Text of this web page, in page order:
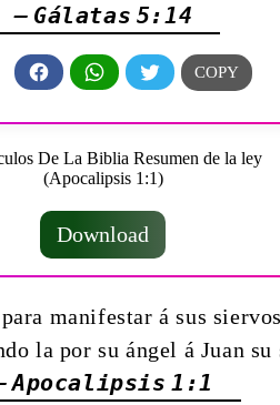
— Gálatas 5:14
Download
manifestar á sus
la por su ángel á Juan su
Apocalipsis 1:1